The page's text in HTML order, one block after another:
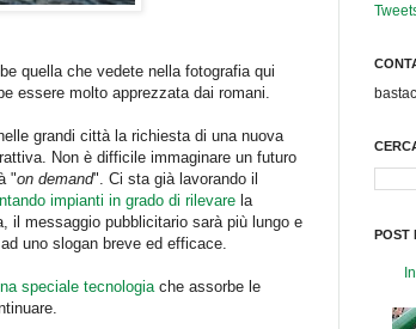
quella che vedete nella fotografia qui
essere molto apprezzata dai romani.
grandi città la richiesta di una nuova
Non è difficile immaginare un futuro
"on demand". Ci sta già lavorando il
impianti in grado di rilevare la
il messaggio pubblicitario sarà più lungo e
uno slogan breve ed efficace.
speciale tecnologiache assorbe le
POST